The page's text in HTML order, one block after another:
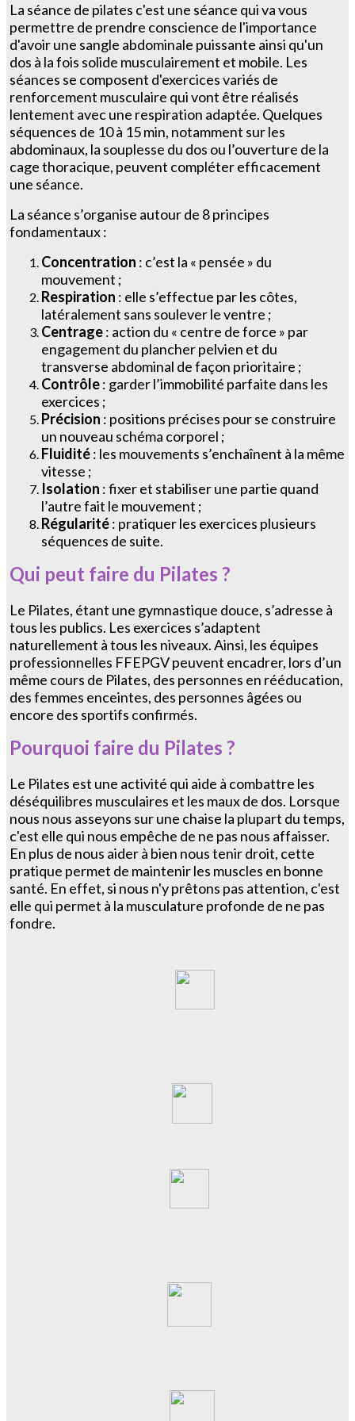
La séance de pilates c'est une séance qui va vous
permettre de prendre conscience de l'importance
d'avoir une sangle abdominale puissante ainsi qu'un
dos à la fois solide musculairement et mobile. Les
séances se composent d'exercices variés de
renforcement musculaire qui vont être réalisés
lentement avec une respiration adaptée. Quelques
séquences de 10 à 15 min, notamment sur les
abdominaux, la souplesse du dos ou l’ouverture de la
cage thoracique, peuvent compléter efficacement
une séance.
La séance s’organise autour de 8 principes
fondamentaux :
Concentration : c’est la « pensée » du
mouvement ;
Respiration : elle s’effectue par les côtes,
latéralement sans soulever le ventre ;
Centrage: action du « centre de force » par
engagement du plancher pelvien et du
transverse abdominal de façon prioritaire ;
Contrôle: garder l’immobilité parfaite dans les
exercices ;
Précision : positions précises pour se construire
un nouveau schéma corporel ;
Fluidité: les mouvements s’enchaînent à la même
vitesse ;
Isolation : fixer et stabiliser une partie quand
l’autre fait le mouvement ;
Régularité: pratiquer les exercices plusieurs
séquences de suite.
Qui peut faire du Pilates ?
Le Pilates, étant une gymnastique douce, s’adresse à
tous les publics. Les exercices s’adaptent
naturellement à tous les niveaux. Ainsi, les équipes
professionnelles FFEPGV peuvent encadrer, lors d’un
même cours de Pilates, des personnes en rééducation,
des femmes enceintes, des personnes âgées ou
encore des sportifs confirmés.
Pourquoi faire du Pilates ?
Le Pilates est une activité qui aide à combattre les
déséquilibres musculaires et les maux de dos. Lorsque
nous nous asseyons sur une chaise la plupart du temps,
c'est elle qui nous empêche de ne pas nous affaisser.
En plus de nous aider à bien nous tenir droit, cette
pratique permet de maintenir les muscles en bonne
santé. En effet, si nous n'y prêtons pas attention, c'est
elle qui permet à la musculature profonde de ne pas
fondre.